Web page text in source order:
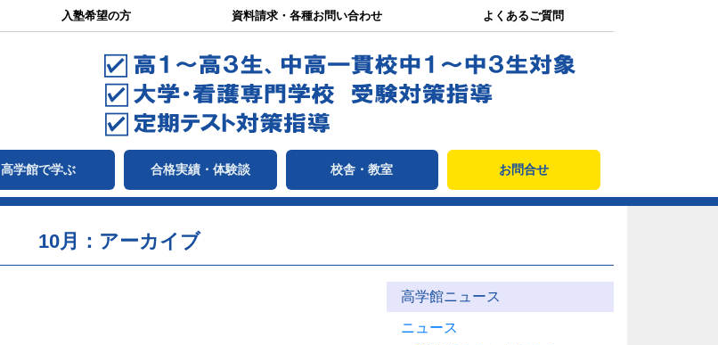
入塾希望の方 資料請求・各種お問い合わせ よくあるご質問
高学館で学ぶ 合格実績・体験談 校舎・教室 お問合せ
10月：アーカイブ
高学館ニュース
ニュース